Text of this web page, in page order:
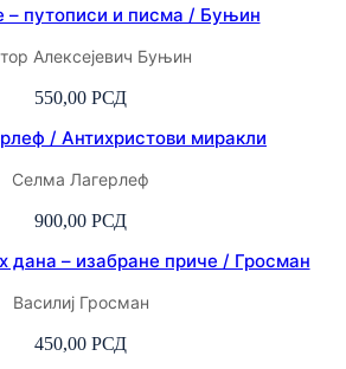
– путописи и писма / Буњин
Алексејевич Буњин
550,00 РСД
/ Антихристови миракли
Селма Лагерлеф
900,00 РСД
дана – изабране приче / Гросман
Василиј Гросман
450,00 РСД